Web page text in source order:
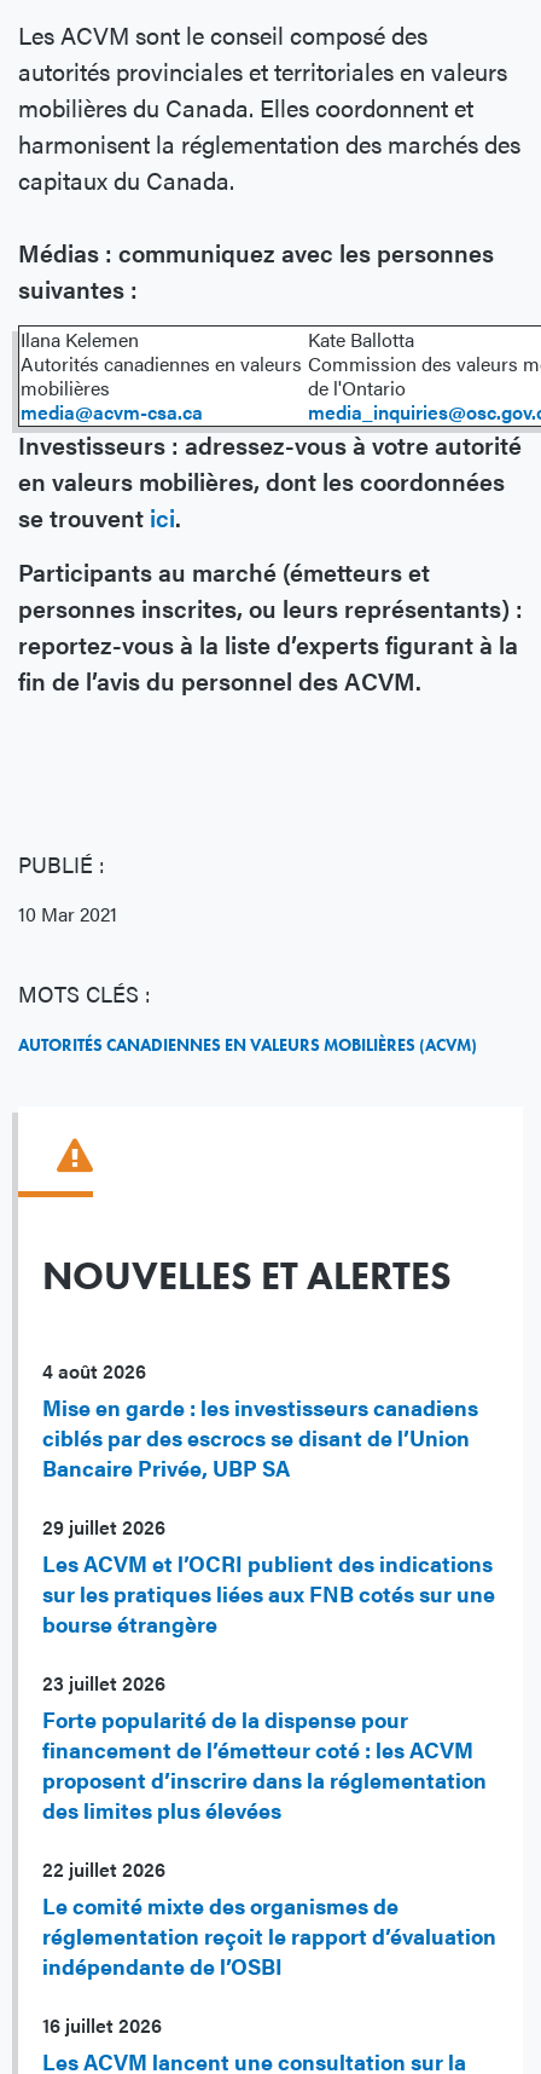
PUBLIÉ :
10 Mar 2021
MOTS CLÉS :
AUTORITÉS CANADIENNES EN VALEURS MOBILIÈRES (ACVM)
Les ACVM sont le conseil composé des
autorités provinciales et territoriales en valeurs
mobilières du Canada. Elles coordonnent et
harmonisent la réglementation des marchés des
capitaux du Canada.
Médias : communiquez avec les personnes
suivantes :
Ilana Kelemen
Autorités canadiennes en valeurs
mobilières
media@acvm-csa.ca
Kate Ballotta
Commission des valeurs
de l'Ontario
Investisseurs : adressez-vous à votre autorité
en valeurs mobilières, dont les coordonnées
se trouvent ici.
Participants au marché (émetteurs et
personnes inscrites, ou leurs représentants) :
reportez-vous à la liste d’experts figurant à la
fin de l’avis du personnel des ACVM.
NOUVELLES ET ALERTES
4 août 2026
Mise en garde : les investisseurs canadiens
ciblés par des escrocs se disant de l’Union
Bancaire Privée, UBP SA
29 juillet 2026
Les ACVM et l’OCRI publient des indications
sur les pratiques liées aux FNB cotés sur une
bourse étrangère
23 juillet 2026
Forte popularité de la dispense pour
financement de l’émetteur coté : les ACVM
proposent d’inscrire dans la réglementation
des limites plus élevées
22 juillet 2026
Le comité mixte des organismes de
réglementation reçoit le rapport d’évaluation
indépendante de l’OSBI
16 juillet 2026
Les ACVM lancent une consultation sur la